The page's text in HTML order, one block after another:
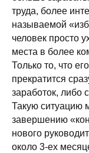
труда, более
называемой
человек просто
места в более
Только то, что
прекратится
заработок, либо
Такую ситуацию
завершению
нового
около 3-ех